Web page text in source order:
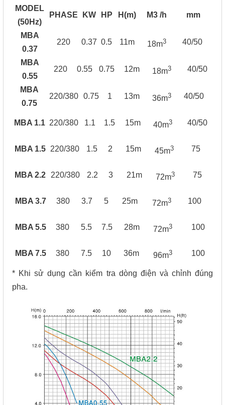
MODEL
(50Hz)
PHASE KW HP H(m) M3 /h mm
MBA
0.37
220 0.37 0.5 11m 18m3 40/50
MBA
0.55
220 0.55 0.75 12m 18m3 40/50
MBA
0.75
220/380 0.75 1 13m 36m3 40/50
MBA 1.1 220/380 1.1 1.5 15m 40m3 40/50
MBA 1.5 220/380 1.5 2 15m 45m3 75
MBA 2.2 220/380 2.2 3 21m 72m3 75
MBA 3.7 380 3.7 5 25m 72m3 100
MBA 5.5 380 5.5 7.5 28m 72m3 100
MBA 7.5 380 7.5 10 36m 96m3 100
* Khi sử dụng cần kiểm tra dòng điện và chỉnh đúng
pha.